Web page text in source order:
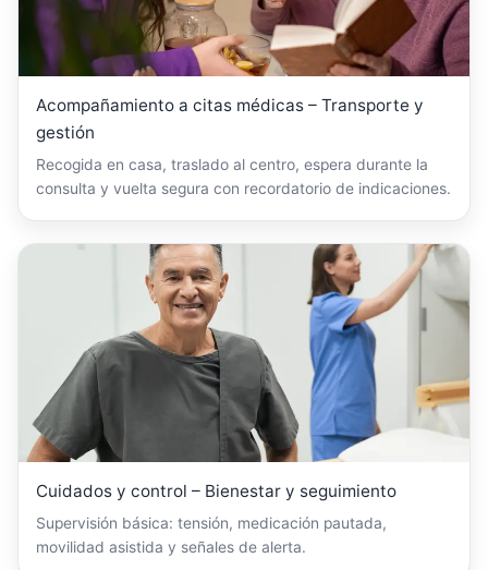
Acompañamiento a citas médicas – Transporte y
gestión
Recogida en casa, traslado al centro, espera durante la
consulta y vuelta segura con recordatorio de indicaciones.
Cuidados y control – Bienestar y seguimiento
Supervisión básica: tensión, medicación pautada,
movilidad asistida y señales de alerta.